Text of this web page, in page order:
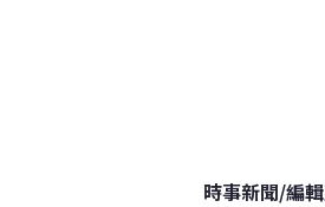
時事新聞/編